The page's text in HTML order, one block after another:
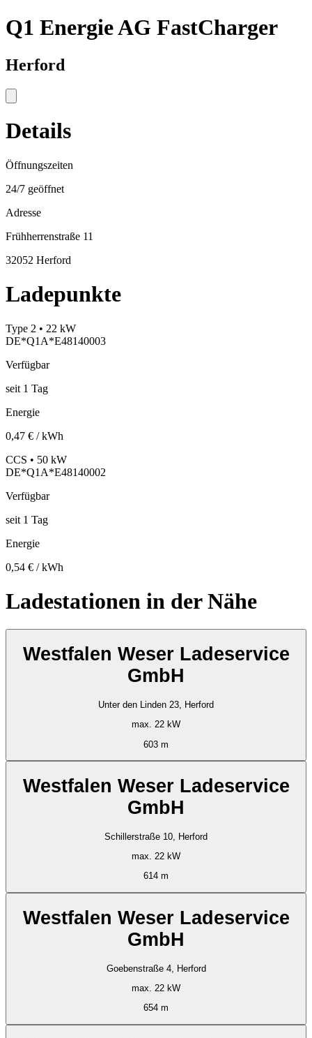
Q1 Energie AG FastCharger
Herford
Details
Öffnungszeiten
24/7 geöffnet
Adresse
Frühherrenstraße 11
32052 Herford
Ladepunkte
Type 2 • 22 kW
DE*Q1A*E48140003
Verfügbar
seit 1 Tag
Energie
0,47 € / kWh
CCS • 50 kW
DE*Q1A*E48140002
Verfügbar
seit 1 Tag
Energie
0,54 € / kWh
Ladestationen in der Nähe
Westfalen Weser Ladeservice
GmbH
Unter den Linden 23, Herford
max. 22 kW
603 m
Westfalen Weser Ladeservice
GmbH
Schillerstraße 10, Herford
max. 22 kW
614 m
Westfalen Weser Ladeservice
GmbH
Goebenstraße 4, Herford
max. 22 kW
654 m